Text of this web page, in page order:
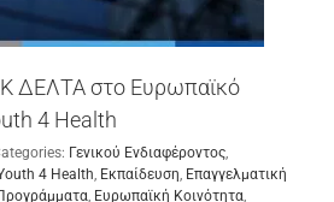
ΔΕΛΤΑ στο Ευρωπαϊκό
4 Health
Γενικού Ενδιαφέροντος
4 Health Εκπαίδευση Επαγγελματική
Ευρωπαϊκή Κοινότητα